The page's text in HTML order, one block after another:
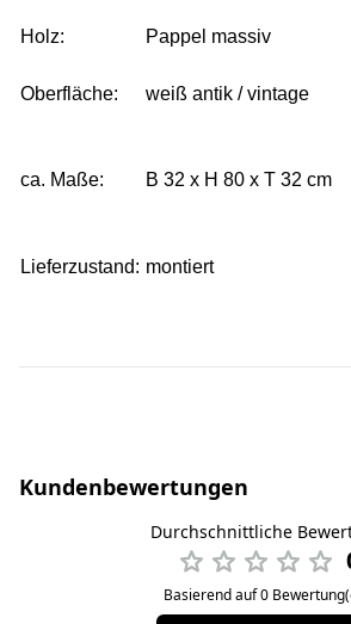
Holz: Pappel massiv
Oberfläche: weiß antik / vintage
ca. Maße: B 32 x H 80 x T 32 cm
Lieferzustand: montiert
Kundenbewertungen
Durchschnittliche
Basierend auf 0